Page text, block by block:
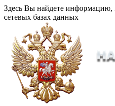
Здесь Вы найдете информацию,
сетевых базах данных